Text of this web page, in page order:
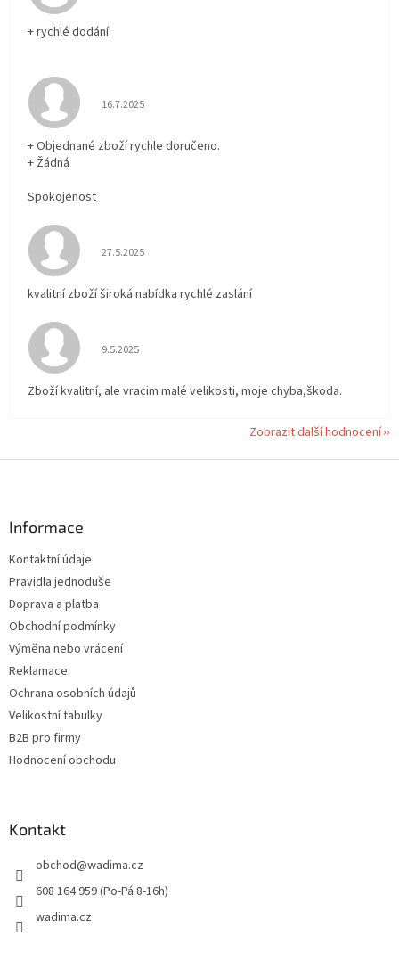
+ rychlé dodání
Hodnocení obchodu je 5 z 5 hvězdiček.
16.7.2025
+ Objednané zboží rychle doručeno.
+ Žádná
Spokojenost
Hodnocení obchodu je 5 z 5 hvězdiček.
27.5.2025
kvalitní zboží široká nabídka rychlé zaslání
Hodnocení obchodu je 5 z 5 hvězdiček.
9.5.2025
Zboží kvalitní, ale vracim malé velikosti, moje chyba,škoda.
Zobrazit další hodnocení
Informace
Kontaktní údaje
Pravidla jednoduše
Doprava a platba
Obchodní podmínky
Výměna nebo vrácení
Reklamace
Ochrana osobních údajů
Velikostní tabulky
B2B pro firmy
Hodnocení obchodu
Kontakt
obchod@wadima.cz
608 164 959 (Po-Pá 8-16h)
wadima.cz